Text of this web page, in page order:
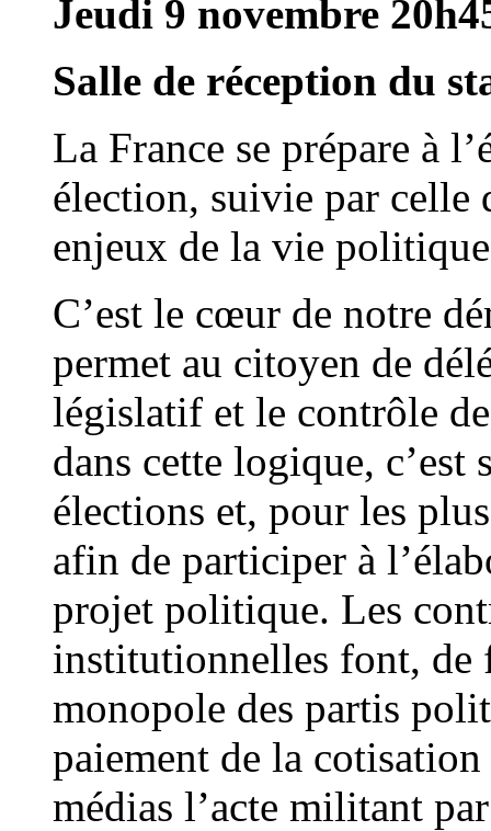
Jeudi 9 novembre
Salle de réception du
La France se prépare à
élection, suivie par celle
enjeux de la vie
C’est le cœur de notre
permet au citoyen de
législatif et le contrôle
dans cette logique, c’est
élections et, pour les
afin de participer à
projet politique. Les
institutionnelles font, de
monopole des partis
paiement de la
médias l’acte militant